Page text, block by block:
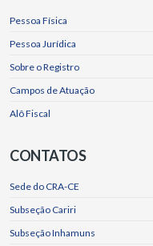
Pessoa Física
Pessoa Jurídica
Sobre o Registro
Campos de Atuação
Alô Fiscal
CONTATOS
Sede do CRA-CE
Subseção Cariri
Subseção Inhamuns